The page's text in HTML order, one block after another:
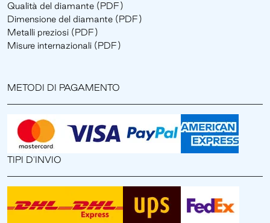
Qualità del diamante (PDF)
Dimensione del diamante (PDF)
Metalli preziosi (PDF)
Misure internazionali (PDF)
METODI DI PAGAMENTO
TIPI D'INVIO